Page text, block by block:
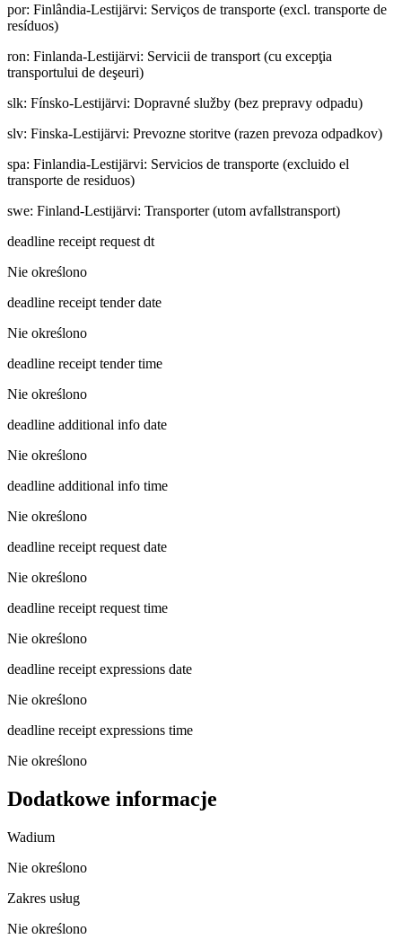
por: Finlândia-Lestijärvi: Serviços de transporte (excl. transporte de
resíduos)
ron: Finlanda-Lestijärvi: Servicii de transport (cu excepţia
transportului de deşeuri)
slk: Fínsko-Lestijärvi: Dopravné služby (bez prepravy odpadu)
slv: Finska-Lestijärvi: Prevozne storitve (razen prevoza odpadkov)
spa: Finlandia-Lestijärvi: Servicios de transporte (excluido el
transporte de residuos)
swe: Finland-Lestijärvi: Transporter (utom avfallstransport)
deadline receipt request dt
Nie określono
deadline receipt tender date
Nie określono
deadline receipt tender time
Nie określono
deadline additional info date
Nie określono
deadline additional info time
Nie określono
deadline receipt request date
Nie określono
deadline receipt request time
Nie określono
deadline receipt expressions date
Nie określono
deadline receipt expressions time
Nie określono
Dodatkowe informacje
Wadium
Nie określono
Zakres usług
Nie określono